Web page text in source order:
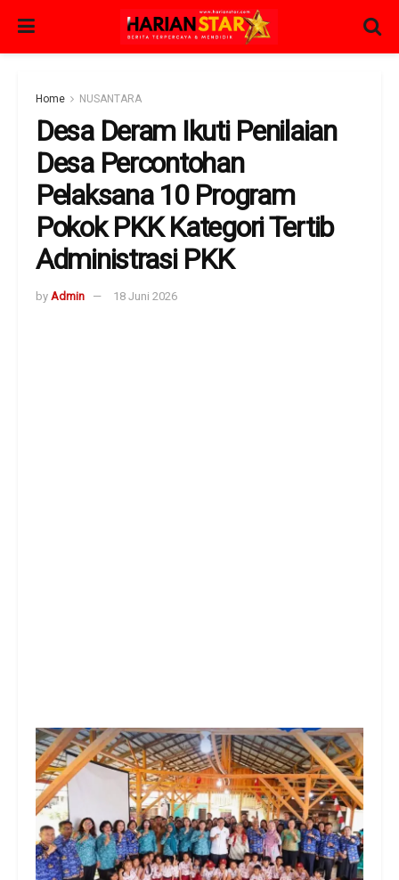
Home NUSANTARA
Desa Deram Ikuti Penilaian
Desa Percontohan
Pelaksana 10 Program
Pokok PKK Kategori Tertib
Administrasi PKK
by Admin 18 Juni 2026